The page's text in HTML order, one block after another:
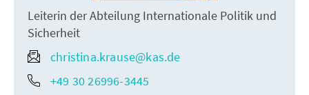
Leiterin der Abteilung Internationale Politik und
Sicherheit
christina.krause@kas.de
+49 30 26996-3445